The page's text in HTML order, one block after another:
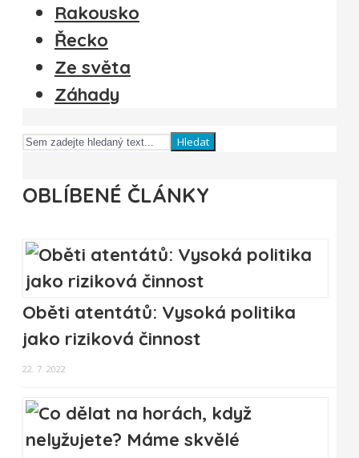
Rakousko
Řecko
Ze světa
Záhady
Hledat
OBLÍBENÉ ČLÁNKY
Oběti atentátů: Vysoká politika
jako riziková činnost
22. 7. 2022